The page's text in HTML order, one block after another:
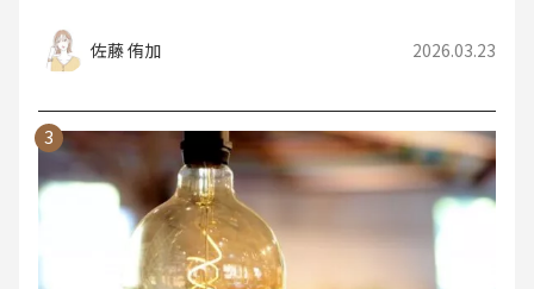
佐藤 侑加 2026.03.23